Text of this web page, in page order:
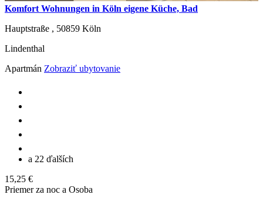
Komfort Wohnungen in Köln eigene Küche, Bad
Hauptstraße , 50859 Köln
Lindenthal
Apartmán Zobraziť ubytovanie
a 22 ďalších
15,25 €
Priemer za noc a Osoba